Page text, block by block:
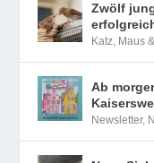
Zwölf
Katz, Maus
Ab
Newsletter,